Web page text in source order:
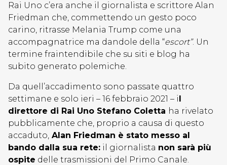
Rai Uno c’era anche il giornalista e scrittore Alan
Friedman che, commettendo un gesto poco
carino, ritrasse Melania Trump come una
accompagnatrice ma dandole della “escort”. Un
termine fraintendibile che su siti e blog ha
subito generato polemiche.
Da quell’accadimento sono passate quattro
settimane e solo ieri – 16 febbraio 2021 – il
direttore di Rai Uno Stefano Coletta ha rivelato
pubblicamente che, proprio a causa di questo
accaduto, Alan Friedman è stato messo al
bando dalla sua rete: il giornalista non sarà più
ospite delle trasmissioni del Primo Canale.